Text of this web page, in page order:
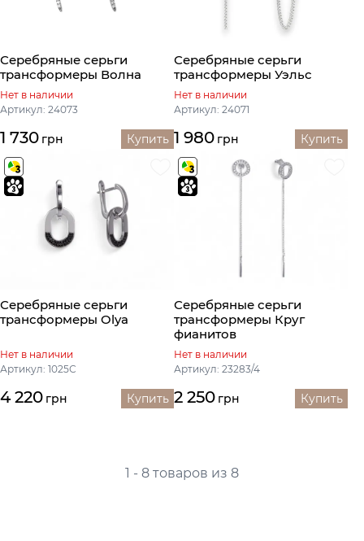
Серебряные серьги
трансформеры Волна
Нет в наличии
Артикул: 24073
1 730 грн Купить
Серебряные серьги
трансформеры Уэльс
Нет в наличии
Артикул: 24071
1 980 грн Купить
Серебряные серьги
трансформеры Olya
Нет в наличии
Артикул: 1025С
4 220 грн Купить
Серебряные серьги
трансформеры Круг
фианитов
Нет в наличии
Артикул: 23283/4
2 250 грн Купить
1 - 8 товаров из 8